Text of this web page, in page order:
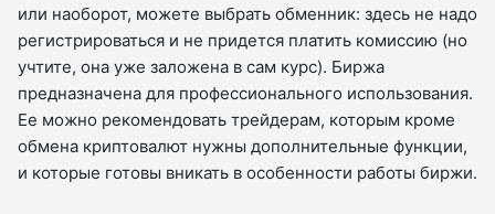
или наоборот, можете выбрать обменник: здесь не надо
регистрироваться и не придется платить комиссию (но
учтите, она уже заложена в сам курс). Биржа
предназначена для профессионального использования.
Ее можно рекомендовать трейдерам, которым кроме
обмена криптовалют нужны дополнительные функции,
и которые готовы вникать в особенности работы биржи.